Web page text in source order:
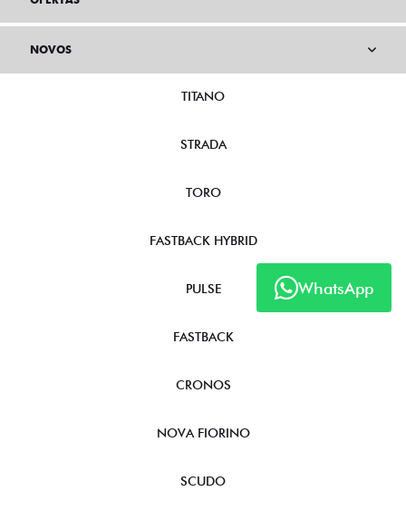
WhatsApp
NOVOS
TITANO
STRADA
TORO
FASTBACK HYBRID
PULSE
FASTBACK
CRONOS
NOVA FIORINO
SCUDO